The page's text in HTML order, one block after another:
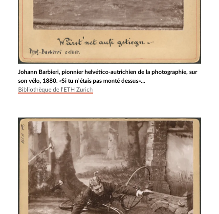
Johann Barbieri, pionnier helvético-autrichien de la photographie, sur
son vélo, 1880. «Si tu n’étais pas monté dessus»…
Bibliothèque de l’ETH Zurich